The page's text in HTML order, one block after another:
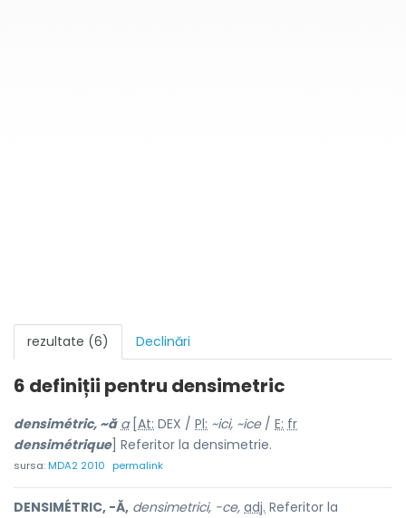
rezultate (6) Declinări
6 definiții pentru densimetric
densimétric, ~ă a[ At: DEX / Pl: ~ici, ~ice/ E: fr
densimétrique] Referitor la densimetrie.
sursa:MDA2 2010 permalink
DENSIMÉTRIC, -Ă, densimetrici, -ce, adj. Referitor la